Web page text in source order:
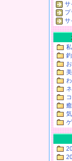
サ
プ
サ